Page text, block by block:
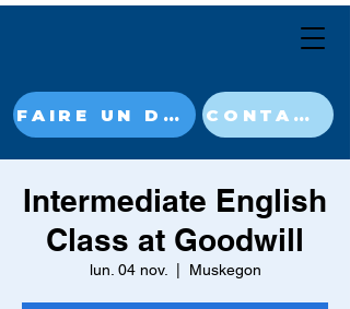
FAIRE UN DON MAINTENANT CONTACT
Intermediate English
Class at Goodwill
lun. 04 nov. Muskegon